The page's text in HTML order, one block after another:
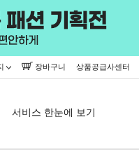
장바구니 상품공급사센터
서비스 한눈에 보기